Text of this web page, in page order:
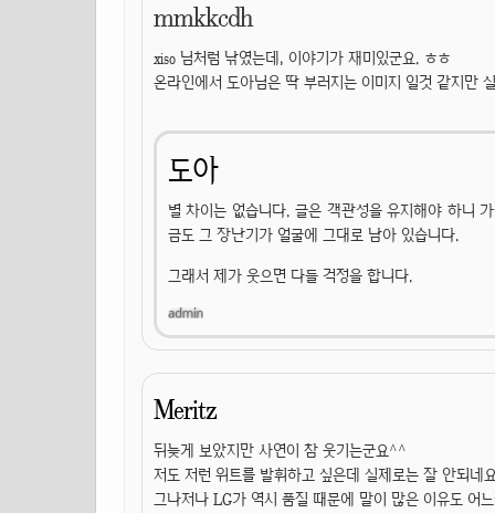
mmkkcdh
xiso 님처럼 낚였는데, 이야기가 재미있군요. ㅎㅎ
온라인에서 도아님은 딱 부러지는 이미지 일것 같지만
도아
별 차이는 없습니다. 글은 객관성을 유지해야 하니
금도 그 장난기가 얼굴에 그대로 남아 있습니다.
그래서 제가 웃으면 다들 걱정을 합니다.
Meritz
뒤늦게 보았지만 사연이 참 웃기는군요^^
저도 저런 위트를 발휘하고 싶은데 실제로는 잘 안되네
그나저나 LG가 역시 품질 때문에 말이 많은 이유도 어